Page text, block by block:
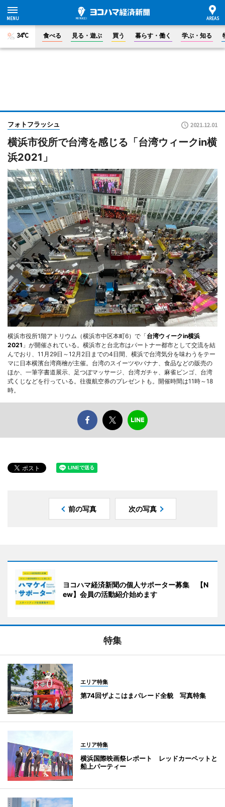
34°C 食べる 見る・遊ぶ 買う 暮らす・働く 学ぶ・知る
フォトフラッシュ 2021.12.01
横浜市役所で台湾を感じる「台湾ウィークin横
浜2021」
横浜市役所1階アトリウム（横浜市中区本町6）で「台湾ウィークin横浜
2021 」が開催されている。横浜市と台北市はパートナー都市として交流を結
んでおり、11月29日～12月2日までの4日間、横浜で台湾気分を味わうをテー
マに日本横濱台湾商檜が主催。台湾のスイーツやバナナ、食品などの販売の
ほか、一筆字書道展示、足つぼマッサージ、台湾ガチャ、麻雀ビンゴ、台湾
式くじなどを行っている。往復航空券のプレゼントも。開催時間は11時～18
時。
前の写真 次の写真
ヨコハマ経済新聞の個人サポーター募集 【N
ew】会員の活動紹介始めます
特集
エリア特集
第74回ザよこはまパレード全貌 写真特集
エリア特集
横浜国際映画祭レポート レッドカーペットと
船上パーティー